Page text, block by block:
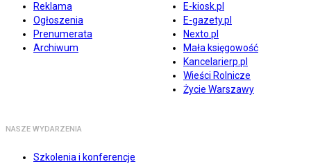
Reklama
Ogłoszenia
Prenumerata
Archiwum
E-kiosk.pl
E-gazety.pl
Nexto.pl
Mała księgowość
Kancelarierp.pl
Wieści Rolnicze
Życie Warszawy
NASZE WYDARZENIA
Szkolenia i konferencje